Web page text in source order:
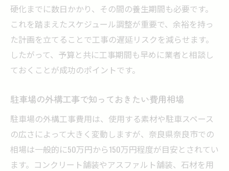
硬化までに数日かかり、その間の養生期間も必要です。
これを踏まえたスケジュール調整が重要で、余裕を持っ
た計画を立てることで工事の遅延リスクを減らせます。
したがって、予算と共に工事期間も早めに業者と相談し
ておくことが成功のポイントです。
駐車場の外構工事で知っておきたい費用相場
駐車場の外構工事費用は、使用する素材や駐車スペース
の広さによって大きく変動しますが、奈良県奈良市での
相場は一般的に50万円から150万円程度が目安とされてい
ます。コンクリート舗装やアスファルト舗装、石材を用